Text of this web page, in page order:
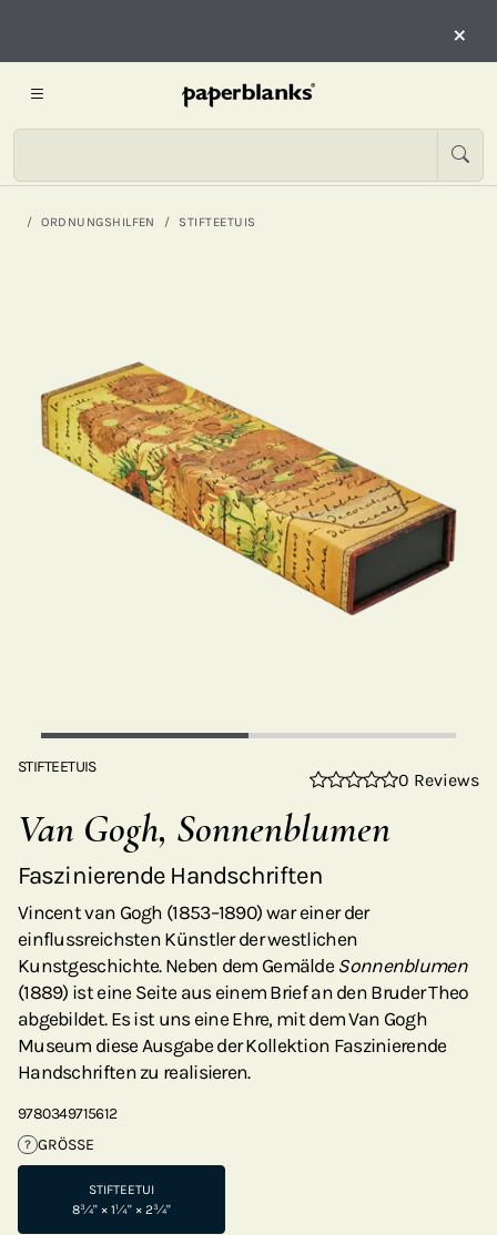
×
ORDNUNGSHILFEN STIFTEETUIS
STIFTEETUIS
0 Reviews
Van Gogh, Sonnenblumen
Faszinierende Handschriften
Vincent van Gogh (1853–1890) war einer der
einflussreichsten Künstler der westlichen
Kunstgeschichte. Neben dem Gemälde Sonnenblumen
(1889) ist eine Seite aus einem Brief an den Bruder Theo
abgebildet. Es ist uns eine Ehre, mit dem Van Gogh
Museum diese Ausgabe der Kollektion Faszinierende
Handschriften zu realisieren.
9780349715612
? GRÖSSE
STIFTEETUI
8¾" × 1¼" × 2¾"